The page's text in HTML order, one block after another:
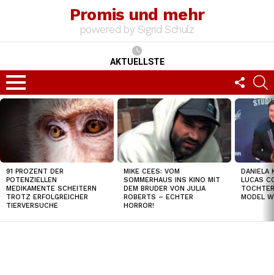
Promis und mehr
powered by Sigrid Schulz
AKTUELLSTE
Menu
US
TOP
91 PROZENT DER
POTENZIELLEN
MEDIKAMENTE SCHEITERN
TROTZ ERFOLGREICHER
TIERVERSUCHE
MIKE CEES: VOM
SOMMERHAUS INS KINO MIT
DEM BRUDER VON JULIA
ROBERTS – ECHTER
HORROR!
DANIELA
LUCAS
MODEL